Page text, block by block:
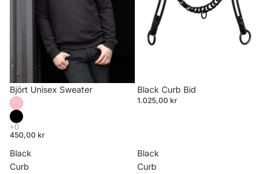
Björt Unisex Sweater
450,00 kr
Black Curb Bid
1.025,00 kr
Black
Curb
Black
Curb